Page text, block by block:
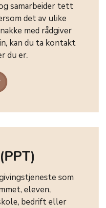
samarbeider tett
det av ulike
med rådgiver
kan du ta kontakt
du er.
som
eleven,
bedrift eller